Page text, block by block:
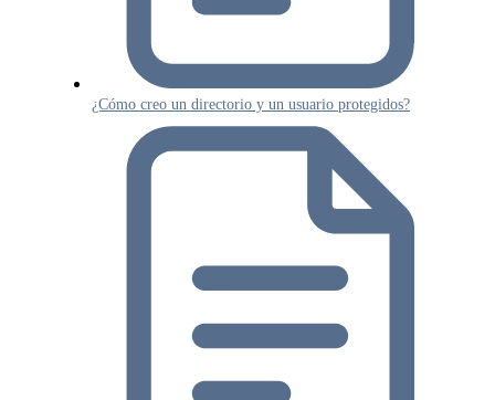
¿Cómo creo un directorio y un usuario protegidos?